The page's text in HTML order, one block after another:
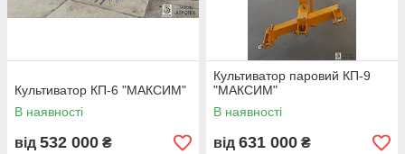
Культиватор КП-6 "МАКСИМ"
В наявності
від 532 000 ₴
Культиватор паровий КП-9
"МАКСИМ"
В наявності
від 631 000 ₴